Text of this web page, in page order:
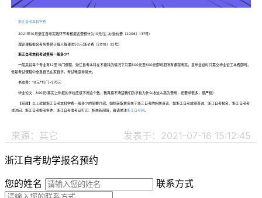
浙江自考本科学费
2021年10月浙江自考实践环节考核报名费预计为10元/生·次(浙价费〔2006〕137号)
理论课程报名考务费预计每人每课次50元(浙价费〔2018〕32号)
浙江自考本科考试费用一般多少?
一般来说每个专业有12至15门课程，浙江自考本科在不挂科的情况下只需600元至800元即可把所有课程考完，拿毕业证时只需交毕业证工本费即可。
但是考试课程中全靠自己在家自学，考试难度非常大。
书本费：18元*15门=270元
毕业论文：800元(事实上你报的学校应该不用这个数，我真搞不清楚我们的学校为什么收这么高的费用，还要求很多，很严格)
【结尾】以上就是浙江自考本科学费一般多少的简要介绍，如想获取更多关于浙江自考的相关资讯，如浙江自考成绩查询、浙江自考报名、浙江自考考
试时间、浙江自考报考条件、浙江自考准考证打印、相关新闻等，敬请关注浙江自考网
来源：其它 发表于：2021-07-16 15:12:45
浙江自考助学报名预约
您的姓名
联系方式